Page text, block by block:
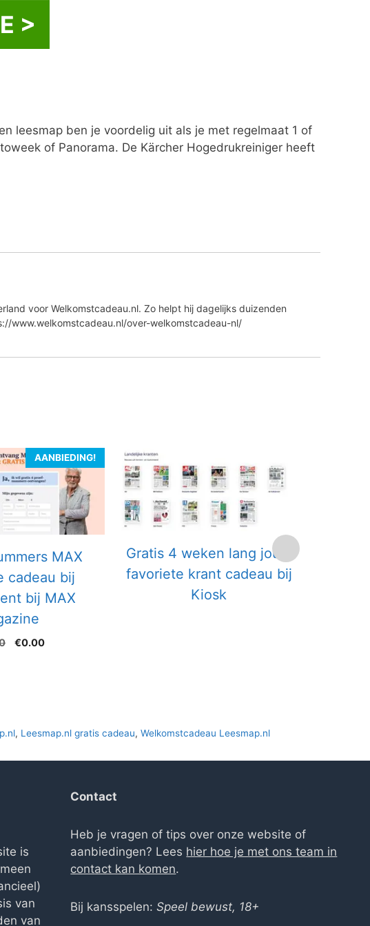
>
leesmap ben je voordelig uit als je met regelmaat 1 of
of Panorama. De Kärcher Hogedrukreiniger heeft
voor Welkomstcadeau.nl. Zo helpt hij dagelijks duizenden
www.welkomstcadeau.nl/over-welkomstcadeau-nl/
AANBIEDING!
MAX
cadeau bij
bij MAX
Oorspronkelijke
€0.00Huidige
Gratis 4 weken lang jouw
favoriete krant cadeau bij
Kiosk
, Leesmap.nl gratis cadeau, Welkomstcadeau Leesmap.nl
is
van
van
Contact
Heb je vragen of tips over onze website of
aanbiedingen? Lees hier hoe je met ons team in
contact kan komen.
Bij kansspelen:Speel bewust, 18+